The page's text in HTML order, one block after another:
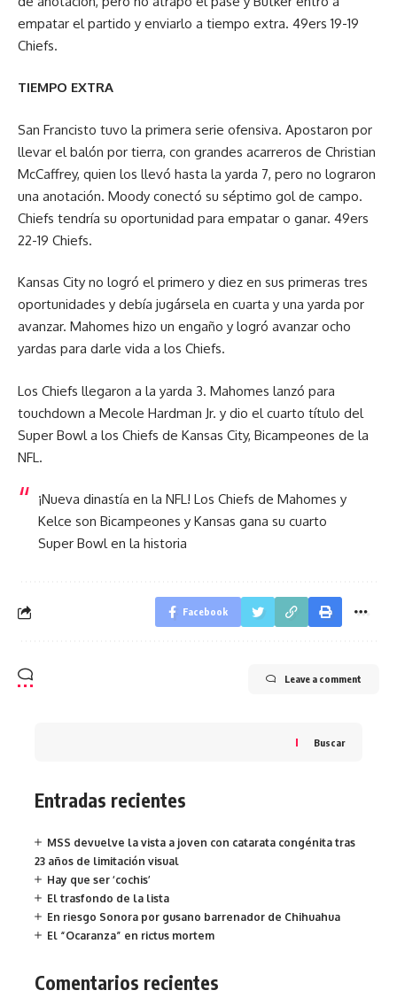
empatar el partido y enviarlo a tiempo extra. 49ers 19-19
Chiefs.
TIEMPO EXTRA
San Francisto tuvo la primera serie ofensiva. Apostaron por
llevar el balón por tierra, con grandes acarreros de Christian
McCaffrey, quien los llevó hasta la yarda 7, pero no lograron
una anotación. Moody conectó su séptimo gol de campo.
Chiefs tendría su oportunidad para empatar o ganar. 49ers
22-19 Chiefs.
Kansas City no logró el primero y diez en sus primeras tres
oportunidades y debía jugársela en cuarta y una yarda por
avanzar. Mahomes hizo un engaño y logró avanzar ocho
yardas para darle vida a los Chiefs.
Los Chiefs llegaron a la yarda 3. Mahomes lanzó para
touchdown a Mecole Hardman Jr. y dio el cuarto título del
Super Bowl a los Chiefs de Kansas City, Bicampeones de la
NFL.
¡Nueva dinastía en la NFL! Los Chiefs de Mahomes y
Kelce son Bicampeones y Kansas gana su cuarto
Super Bowl en la historia
Facebook
Leave a comment
Buscar
Entradas recientes
MSS devuelve la vista a joven con catarata congénita tras
23 años de limitación visual
Hay que ser ‘cochis’
El trasfondo de la lista
En riesgo Sonora por gusano barrenador de Chihuahua
El “Ocaranza” en rictus mortem
Comentarios recientes